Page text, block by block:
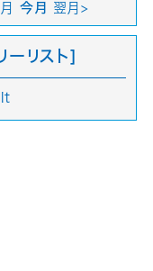
今月 翌月>
ーリスト]